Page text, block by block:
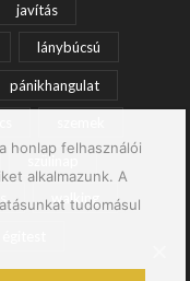
honlap felhasználói
alkalmazunk. A
tudomásul
javítás
lánybúcsú
pánikhangulat
szülinap
walking